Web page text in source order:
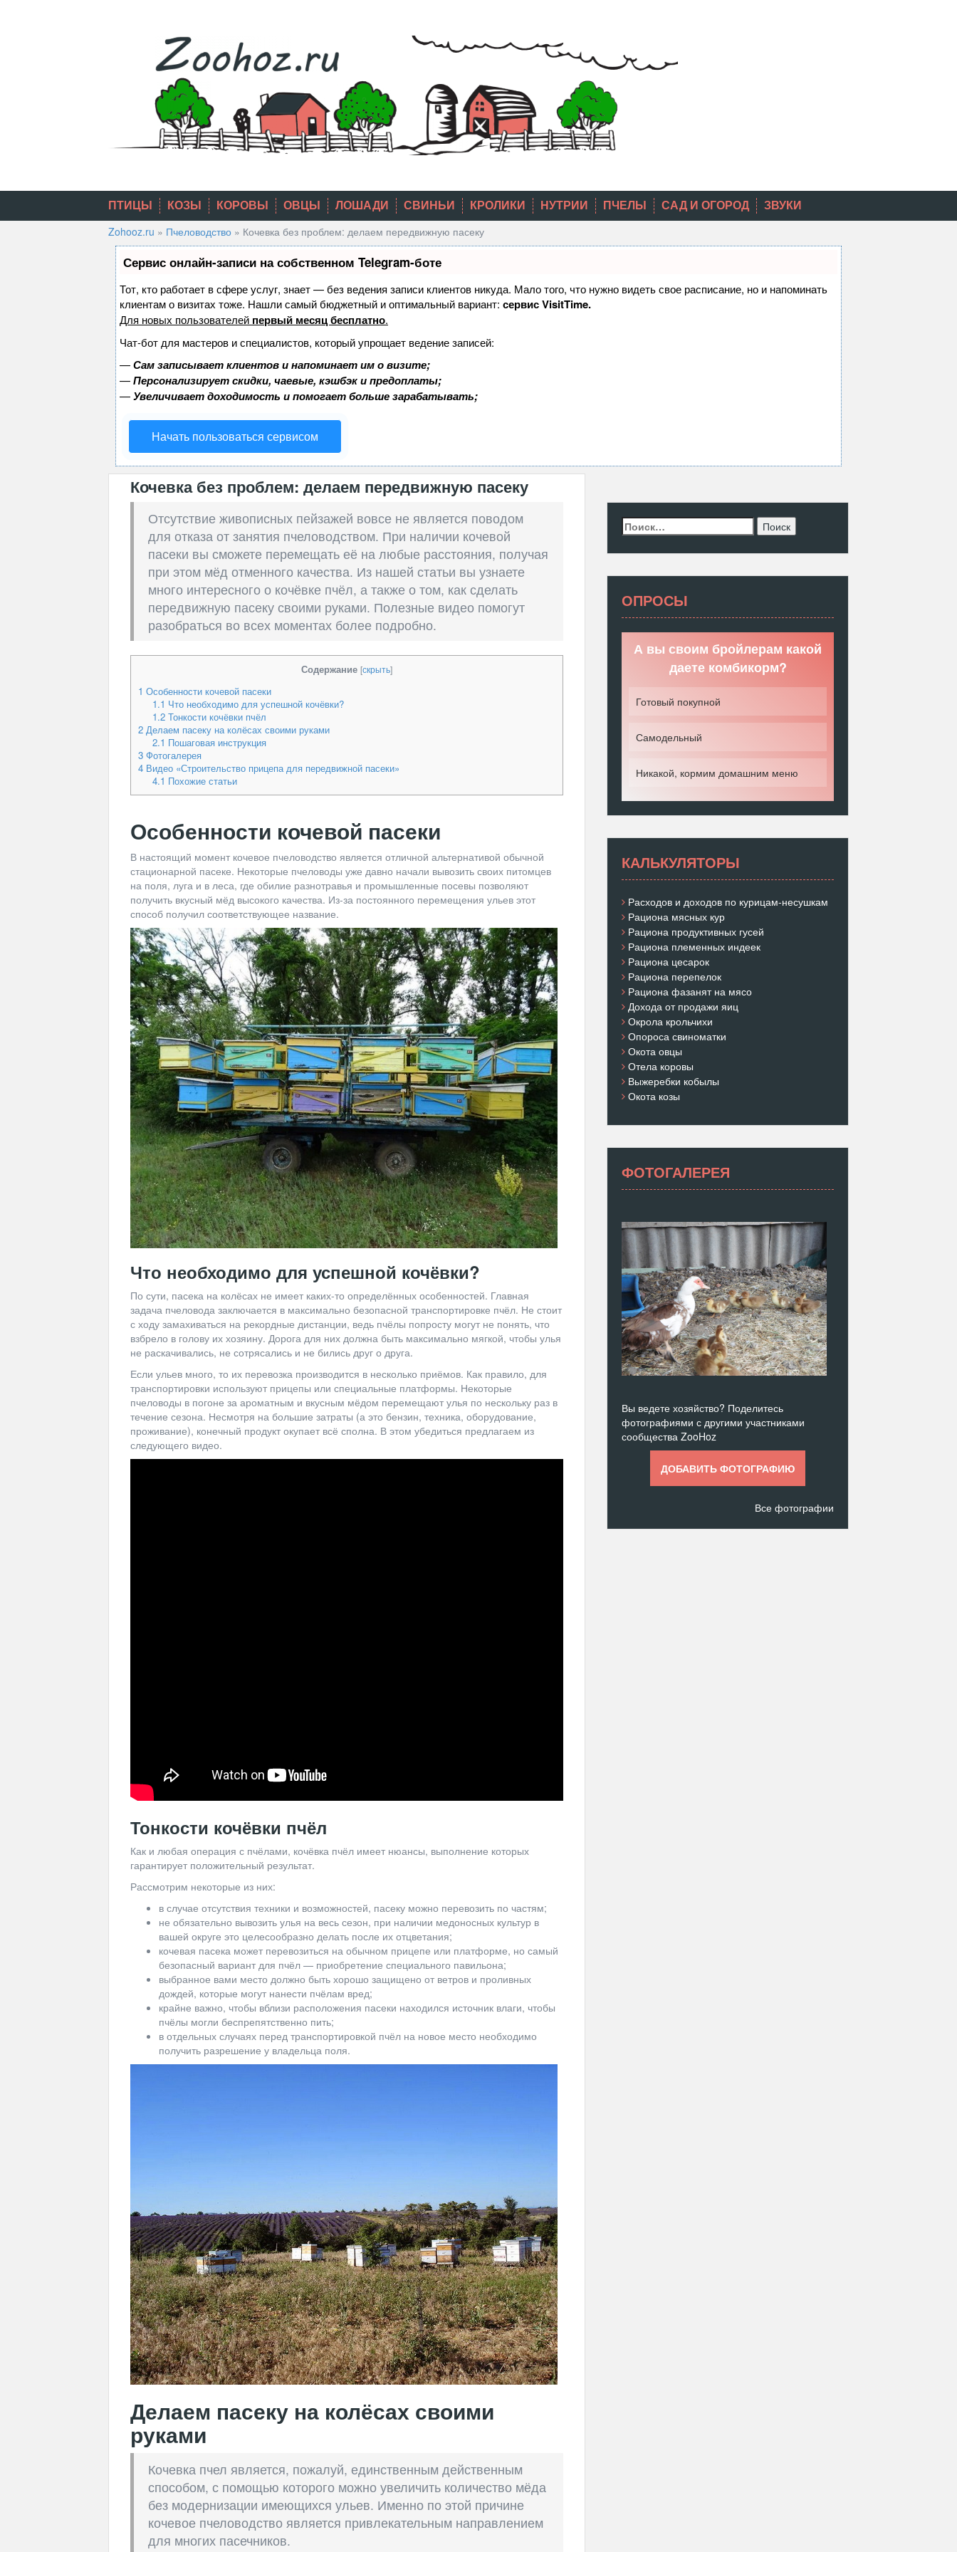
ПТИЦЫ КОЗЫ КОРОВЫ ОВЦЫ ЛОШАДИ СВИНЬИ КРОЛИКИ НУТРИИ ПЧЕЛЫ САД И ОГОРОД ЗВУКИ
Zohooz.ru » Пчеловодство » Кочевка без проблем: делаем передвижную пасеку
Сервис онлайн-записи на собственном Telegram-боте
Тот, кто работает в сфере услуг, знает — без ведения записи клиентов никуда. Мало того, что нужно видеть свое расписание, но и напоминать
клиентам о визитах тоже. Нашли самый бюджетный и оптимальный вариант: сервис VisitTime.
Для новых пользователей первый месяц бесплатно.
Чат-бот для мастеров и специалистов, который упрощает ведение записей:
—Сам записывает клиентов и напоминает им о визите;
—Персонализирует скидки, чаевые, кэшбэк и предоплаты;
—Увеличивает доходимость и помогает больше зарабатывать;
Начать пользоваться сервисом
Кочевка без проблем: делаем передвижную пасеку
Отсутствие живописных пейзажей вовсе не является поводом
для отказа от занятия пчеловодством. При наличии кочевой
пасеки вы сможете перемещать её на любые расстояния, получая
при этом мёд отменного качества. Из нашей статьи вы узнаете
много интересного о кочёвке пчёл, а также о том, как сделать
передвижную пасеку своими руками. Полезные видео помогут
разобраться во всех моментах более подробно.
Содержание [скрыть]
1 Особенности кочевой пасеки
1.1 Что необходимо для успешной кочёвки?
1.2Тонкости кочёвки пчёл
2 Делаем пасеку на колёсах своими руками
2.1 Пошаговая инструкция
3 Фотогалерея
4 Видео «Строительство прицепа для передвижной пасеки»
4.1 Похожие статьи
Особенности кочевой пасеки
В настоящий момент кочевое пчеловодство является отличной альтернативой обычной
стационарной пасеке. Некоторые пчеловоды уже давно начали вывозить своих питомцев
на поля, луга и в леса, где обилие разнотравья и промышленные посевы позволяют
получить вкусный мёд высокого качества. Из-за постоянного перемещения ульев этот
способ получил соответствующее название.
Что необходимо для успешной кочёвки?
По сути, пасека на колёсах не имеет каких-то определённых особенностей. Главная
задача пчеловода заключается в максимально безопасной транспортировке пчёл. Не стоит
с ходу замахиваться на рекордные дистанции, ведь пчёлы попросту могут не понять, что
взбрело в голову их хозяину. Дорога для них должна быть максимально мягкой, чтобы улья
не раскачивались, не сотрясались и не бились друг о друга.
Если ульев много, то их перевозка производится в несколько приёмов. Как правило, для
транспортировки используют прицепы или специальные платформы. Некоторые
пчеловоды в погоне за ароматным и вкусным мёдом перемещают улья по нескольку раз в
течение сезона. Несмотря на большие затраты (а это бензин, техника, оборудование,
проживание), конечный продукт окупает всё сполна. В этом убедиться предлагаем из
следующего видео.
Тонкости кочёвки пчёл
Как и любая операция с пчёлами, кочёвка пчёл имеет нюансы, выполнение которых
гарантирует положительный результат.
Рассмотрим некоторые из них:
в случае отсутствия техники и возможностей, пасеку можно перевозить по частям;
не обязательно вывозить улья на весь сезон, при наличии медоносных культур в
вашей округе это целесообразно делать после их отцветания;
кочевая пасека может перевозиться на обычном прицепе или платформе, но самый
безопасный вариант для пчёл — приобретение специального павильона;
выбранное вами место должно быть хорошо защищено от ветров и проливных
дождей, которые могут нанести пчёлам вред;
крайне важно, чтобы вблизи расположения пасеки находился источник влаги, чтобы
пчёлы могли беспрепятственно пить;
в отдельных случаях перед транспортировкой пчёл на новое место необходимо
получить разрешение у владельца поля.
Делаем пасеку на колёсах своими
руками
Кочевка пчел является, пожалуй, единственным действенным
способом, с помощью которого можно увеличить количество мёда
без модернизации имеющихся ульев. Именно по этой причине
кочевое пчеловодство является привлекательным направлением
для многих пасечников.
Найти:
ОПРОСЫ
А вы своим бройлерам какой
даете комбикорм?
Готовый покупной
Самодельный
Никакой, кормим домашним меню
КАЛЬКУЛЯТОРЫ
Расходов и доходов по курицам-несушкам
Рациона мясных кур
Рациона продуктивных гусей
Рациона племенных индеек
Рациона цесарок
Рациона перепелок
Рациона фазанят на мясо
Дохода от продажи яиц
Окрола крольчихи
Опороса свиноматки
Окота овцы
Отела коровы
Выжеребки кобылы
Окота козы
ФОТОГАЛЕРЕЯ
Вы ведете хозяйство? Поделитесь
фотографиями с другими участниками
сообщества ZooHoz
ДОБАВИТЬ ФОТОГРАФИЮ
Все фотографии